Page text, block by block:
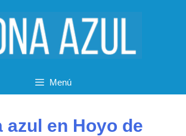
Menú
azul en Hoyo de